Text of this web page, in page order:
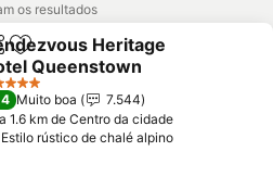
os resultados
Adicionar aos favoritos
Heritage
Queenstown
preços
Muito boa
7.544
a 1.6 km de Centro da cidade
Estilo rústico de chalé alpinoVer preços